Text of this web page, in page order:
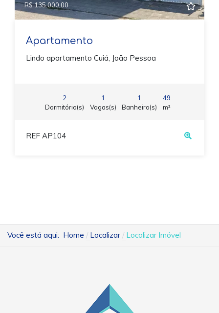
R$ 135.000,00
Apartamento
Lindo apartamento Cuiá, João Pessoa
2
Dormitório(s)
1
Vagas(s)
1
Banheiro(s)
49
m²
REF AP104
Você está aqui: Home Localizar Localizar Imóvel